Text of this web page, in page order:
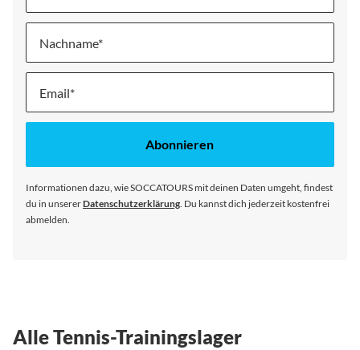
Nachname
Melde
für
Abonnieren
Informationen dazu, wie SOCCATOURS mit deinen Daten umgeht, findest
du in unsererDatenschutzerklärung. Du kannst dich jederzeit kostenfrei
abmelden.
Alle Tennis-Trainingslager